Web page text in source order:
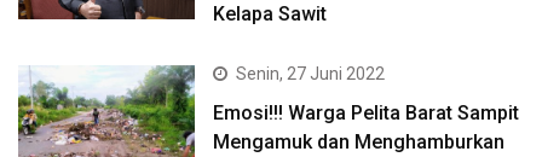
Kelapa Sawit
Senin, 27 Juni 2022
Emosi!!! Warga Pelita Barat Sampit
Mengamuk dan Menghamburkan